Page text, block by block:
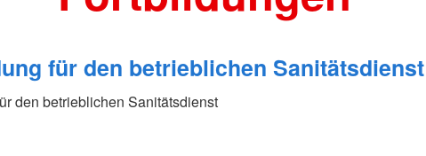
für den betrieblichen Sanitätsdienst
den betrieblichen Sanitätsdienst